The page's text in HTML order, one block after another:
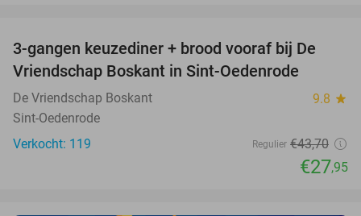
36%
3-gangen keuzediner + brood vooraf bij De
Vriendschap Boskant in Sint-Oedenrode
De Vriendschap Boskant 9.8 star
Sint-Oedenrode
Verkocht: 119
Regulier €43,70
€27,95